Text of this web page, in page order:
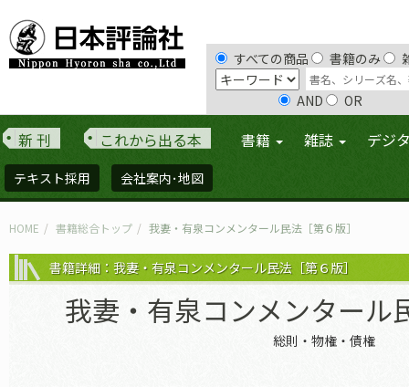
すべての商品 書籍のみ
AND OR
新 刊 これから出る本 書籍 雑誌 デジ
テキスト採用 会社案内･地図
HOME 書籍総合トップ 我妻・有泉コンメンタール民法［第６版］
書籍詳細：我妻・有泉コンメンタール民法［第６版］
我妻・有泉コンメンタール
総則・物権・債権